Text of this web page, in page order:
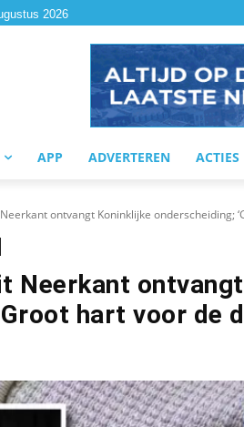
2026
APP ADVERTEREN ACTIES
ontvangt Koninklijke onderscheiding;
Neerkant
hart voor de